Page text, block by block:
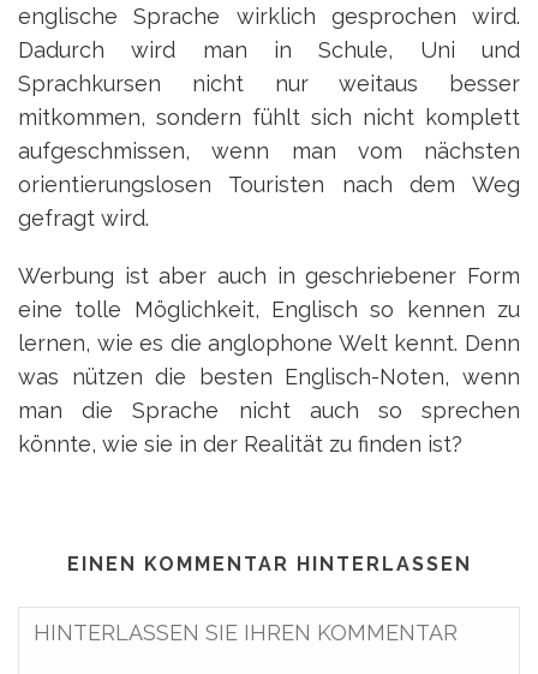
englische Sprache wirklich gesprochen wird.
Dadurch wird man in Schule, Uni und
Sprachkursen nicht nur weitaus besser
mitkommen, sondern fühlt sich nicht komplett
aufgeschmissen, wenn man vom nächsten
orientierungslosen Touristen nach dem Weg
gefragt wird.
Werbung ist aber auch in geschriebener Form
eine tolle Möglichkeit, Englisch so kennen zu
lernen, wie es die anglophone Welt kennt. Denn
was nützen die besten Englisch-Noten, wenn
man die Sprache nicht auch so sprechen
könnte, wie sie in der Realität zu finden ist?
EINEN KOMMENTAR HINTERLASSEN